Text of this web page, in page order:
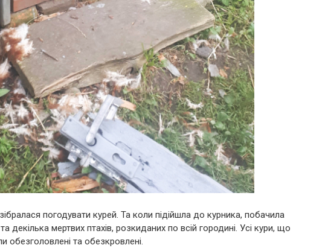
погодувати курей. Та коли підійшла до курника, побачила
та декілька мертвих птахів, розкиданих по всій городині. Усі кури, що
обезголовлені та обезкровлені.